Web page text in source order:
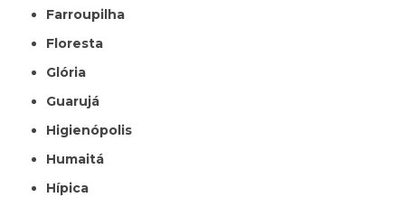
Farroupilha
Floresta
Glória
Guarujá
Higienópolis
Humaitá
Hípica